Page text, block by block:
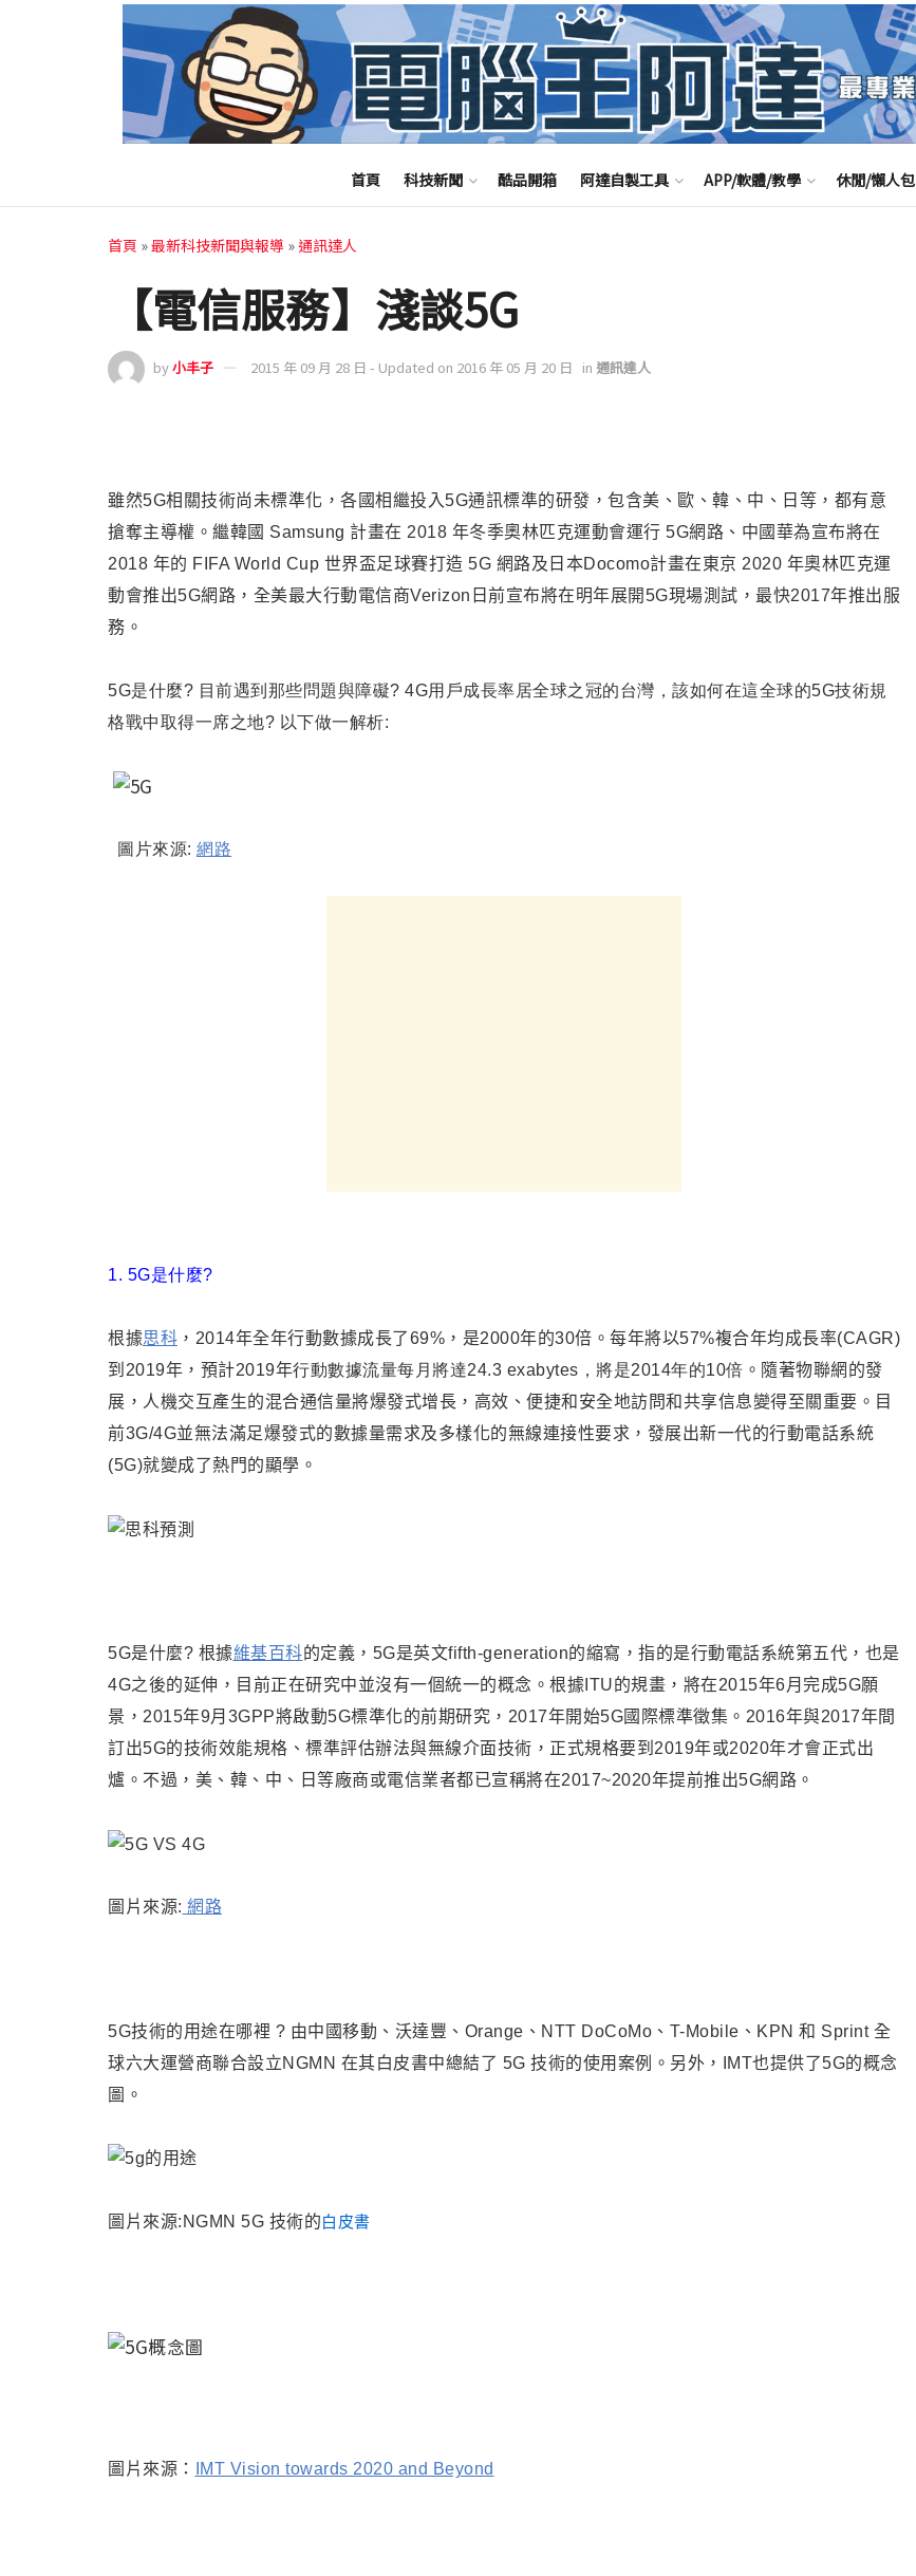
首頁 科技新聞 酷品開箱 阿達自製工具 APP/軟體/教學 休閒/懶人包
首頁 »最新科技新聞與報導 »通訊達人
【電信服務】淺談5G
by小丰子 2015 年 09 月 28 日 - Updated on 2016 年 05 月 20 日 in 通訊達人
雖然5G相關技術尚未標準化，各國相繼投入5G通訊標準的研發，包含美、歐、韓、中、日等，都有意
搶奪主導權。 繼韓國 Samsung 計畫在 2018 年冬季奧林匹克運動會運行 5G網路、中國華為宣布將在
2018 年的 FIFA World Cup 世界盃足球賽打造 5G 網路及日本Docomo計畫在東京 2020 年奧林匹克運
動會推出5G網路 ， 全美最大行動電信商Verizon日前宣布將在明年展開5G現場測試 ， 最快2017年推出服
務 。
5G是什麼? 目前遇到那些問題與障礙? 4G用戶成長率居全球之冠的台灣，該如何在這全球的5G技術規
格戰中取得一席之地? 以下做一解析:
圖片來源: 網路
1. 5G是什麼?
根據思科 ，2014年全年行動數據成長了69%，是2000年的30倍。每年將以57%複合年均成長率(CAGR)
到2019年，預計2019年行動數據流量每月將達24.3 exabytes，將是2014年的10倍 。隨著物聯網的發
展，人機交互產生的混合通信量將爆發式增長，高效、便捷和安全地訪問和共享信息變得至關重要。目
前3G/4G並無法滿足爆發式的數據量需求及多樣化的無線連接性要求，發展出新一代的行動電話系統
(5G)就變成了熱門的顯學。
5G是什麼? 根據維基百科的定義 ， 5G是英文fifth-generation的縮寫，指的是行動電話系統第五代，也是
4G之後的延伸，目前正在研究中並沒有一個統一的概念 。 根據ITU的規畫，將在2015年6月完成5G願
景，2015年9月3GPP將啟動5G標準化的前期研究，2017年開始5G國際標準徵集。2016年與2017年間
訂出5G的技術效能規格、標準評估辦法與無線介面技術，正式規格要到2019年或2020年才會正式出
爐。不過，美、韓、中、日等廠商或電信業者都已宣稱將在2017~2020年提前推出5G網路。
圖片來源: 網路
5G技術的用途在哪裡 ? 由中國移動、沃達豐、Orange、NTT DoCoMo、T-Mobile、KPN 和 Sprint 全
球六大運營商聯合設立NGMN 在其白皮書中總結了 5G 技術的使用案例。另外 ，
IMT也提供了5G的概念
圖。
圖片來源: NGMN 5G 技術的白皮書
圖片來源： IMT Vision towards 2020 and Beyond